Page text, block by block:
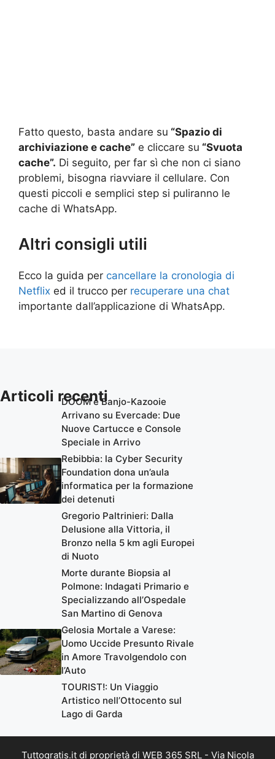
Fatto questo, basta andare su “Spazio di
archiviazione e cache” e cliccare su “Svuota
cache”. Di seguito, per far sì che non ci siano
problemi, bisogna riavviare il cellulare. Con
questi piccoli e semplici step si puliranno le
cache di WhatsApp.
Altri consigli utili
Ecco la guida per cancellare la cronologia di
Netflix ed il trucco per recuperare una chat
importante dall’applicazione di WhatsApp.
Articoli recentiDOOM e Banjo-Kazooie
Arrivano su Evercade: Due
Nuove Cartucce e Console
Speciale in Arrivo
Rebibbia: la Cyber Security
Foundation dona un’aula
informatica per la formazione
dei detenuti
Gregorio Paltrinieri: Dalla
Delusione alla Vittoria, il
Bronzo nella 5 km agli Europei
di Nuoto
Morte durante Biopsia al
Polmone: Indagati Primario e
Specializzando all’Ospedale
San Martino di Genova
Gelosia Mortale a Varese:
Uomo Uccide Presunto Rivale
in Amore Travolgendolo con
l’Auto
TOURIST!: Un Viaggio
Artistico nell’Ottocento sul
Lago di Garda
Tuttogratis.it di proprietà di WEB 365 SRL - Via Nicola